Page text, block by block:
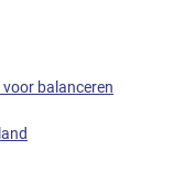
balanceren